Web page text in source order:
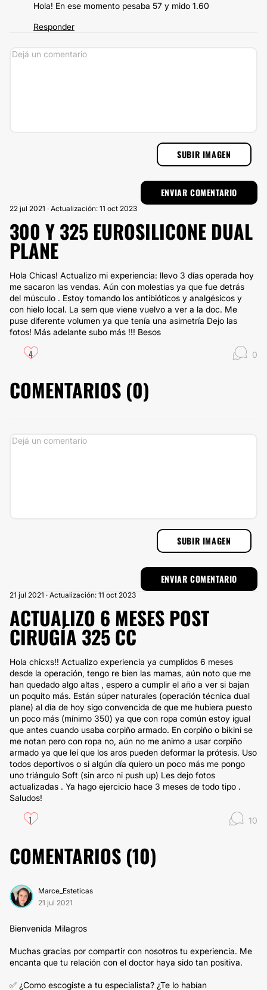
Hola! En ese momento pesaba 57 y mido 1.60
Responder
SUBIR IMAGEN
22 jul 2021 · Actualización: 11 oct 2023
300 Y 325 EUROSILICONE DUAL
PLANE
Hola Chicas! Actualizo mi experiencia: llevo 3 días operada hoy
me sacaron las vendas. Aún con molestias ya que fue detrás
del músculo . Estoy tomando los antibióticos y analgésicos y
con hielo local. La sem que viene vuelvo a ver a la doc. Me
puse diferente volumen ya que tenía una asimetría Dejo las
fotos! Más adelante subo más !!! Besos
4 0
COMENTARIOS (0)
SUBIR IMAGEN
21 jul 2021 · Actualización: 11 oct 2023
ACTUALIZO 6 MESES POST
CIRUGÍA 325 CC
Hola chicxs!! Actualizo experiencia ya cumplidos 6 meses
desde la operación, tengo re bien las mamas, aún noto que me
han quedado algo altas , espero a cumplir el año a ver si bajan
un poquito más. Están súper naturales (operación técnica dual
plane) al día de hoy sigo convencida de que me hubiera puesto
un poco más (mínimo 350) ya que con ropa común estoy igual
que antes cuando usaba corpiño armado. En corpiño o bikini se
me notan pero con ropa no, aún no me animo a usar corpiño
armado ya que leí que los aros pueden deformar la prótesis. Uso
todos deportivos o si algún día quiero un poco más me pongo
uno triángulo Soft (sin arco ni push up) Les dejo fotos
actualizadas . Ya hago ejercicio hace 3 meses de todo tipo .
Saludos!
1 10
COMENTARIOS (10)
Marce_Esteticas
21 jul 2021
Bienvenida Milagros
Muchas gracias por compartir con nosotros tu experiencia. Me
encanta que tu relación con el doctor haya sido tan positiva.
✅ ¿Como escogiste a tu especialista? ¿Te lo habían